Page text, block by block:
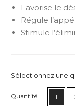
Favorise le
Régule
Stimule
Sélectionnez une
Quantité 1